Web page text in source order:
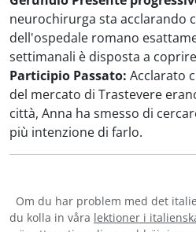
neurochirurga sta acclarando
dell'ospedale romano
settimanali è disposta a
Participio Passato: Acclarato
del mercato di Trastevere
città, Anna ha smesso di
più intenzione di farlo.
Om du har problem med det
du kolla in våra lektioner i